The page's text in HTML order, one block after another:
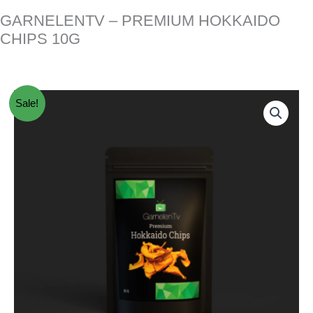
GARNELENTV – PREMIUM HOKKAIDO
CHIPS 10G
Sale!